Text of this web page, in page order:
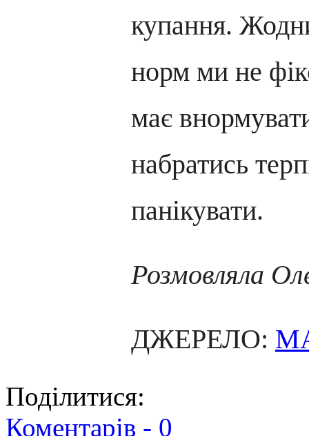
купання.
норм ми не
має
набратись
панікувати.
Розмовляла
ДЖЕРЕЛО:
Поділитися:
Коментарів - 0